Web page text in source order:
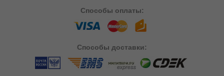
Способы оплаты:
Способы доставки: